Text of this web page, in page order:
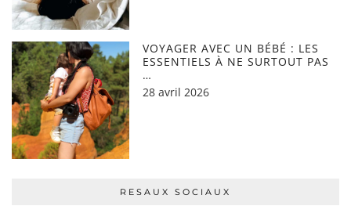
VOYAGER AVEC UN BÉBÉ : LES
ESSENTIELS À NE SURTOUT PAS
…
28 avril 2026
RESAUX SOCIAUX